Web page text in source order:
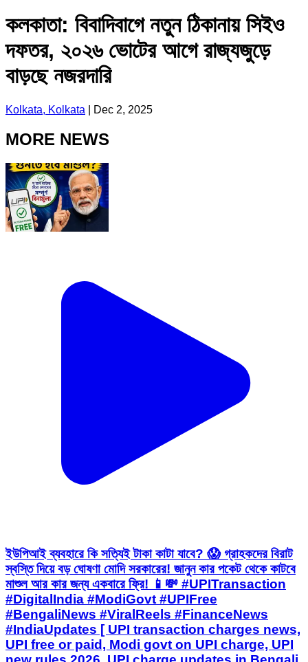
কলকাতা: বিবাদিবাগে নতুন ঠিকানায় সিইও
দফতর, ২০২৬ ভোটের আগে রাজ্যজুড়ে
বাড়ছে নজরদারি
Kolkata, Kolkata Dec 2, 2025
MORE NEWS
ইউপিআই ব্যবহারে কি সত্যিই টাকা কাটা যাবে? 😱 গ্রাহকদের বিরাট
স্বস্তি দিয়ে বড় ঘোষণা মোদি সরকারের! জানুন কার পকেট থেকে কাটবে
মাশুল আর কার জন্য একবারে ফ্রি! 📱💸 #UPITransaction
#DigitalIndia #ModiGovt #UPIFree
#BengaliNews #ViralReels #FinanceNews
#IndiaUpdates [ UPI transaction charges news,
UPI free or paid, Modi govt on UPI charge, UPI